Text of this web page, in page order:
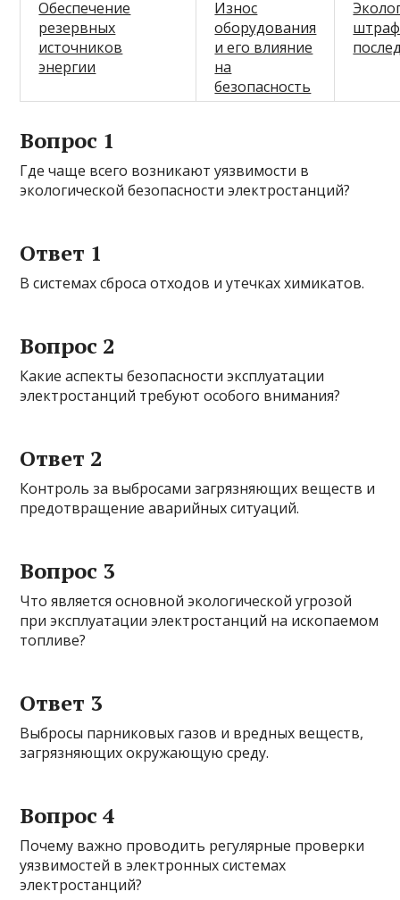
Обеспечение
резервных
источников
энергии
Износ
оборудования
и его влияние
на
безопасность
Вопрос 1
Где чаще всего возникают уязвимости в
экологической безопасности электростанций?
Ответ 1
В системах сброса отходов и утечках химикатов.
Вопрос 2
Какие аспекты безопасности эксплуатации
электростанций требуют особого внимания?
Ответ 2
Контроль за выбросами загрязняющих веществ и
предотвращение аварийных ситуаций.
Вопрос 3
Что является основной экологической угрозой
при эксплуатации электростанций на ископаемом
топливе?
Ответ 3
Выбросы парниковых газов и вредных веществ,
загрязняющих окружающую среду.
Вопрос 4
Почему важно проводить регулярные проверки
уязвимостей в электронных системах
электростанций?